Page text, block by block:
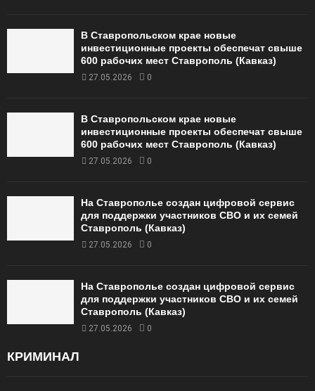
В Ставропольском крае новые
инвестиционные проекты обеспечат свыше
600 рабочих мест Ставрополь (Кавказ)
27.05.2026 0
В Ставропольском крае новые
инвестиционные проекты обеспечат свыше
600 рабочих мест Ставрополь (Кавказ)
27.05.2026 0
На Ставрополье создан цифровой сервис
для поддержки участников СВО и их семей
Ставрополь (Кавказ)
27.05.2026 0
На Ставрополье создан цифровой сервис
для поддержки участников СВО и их семей
Ставрополь (Кавказ)
27.05.2026 0
КРИМИНАЛ